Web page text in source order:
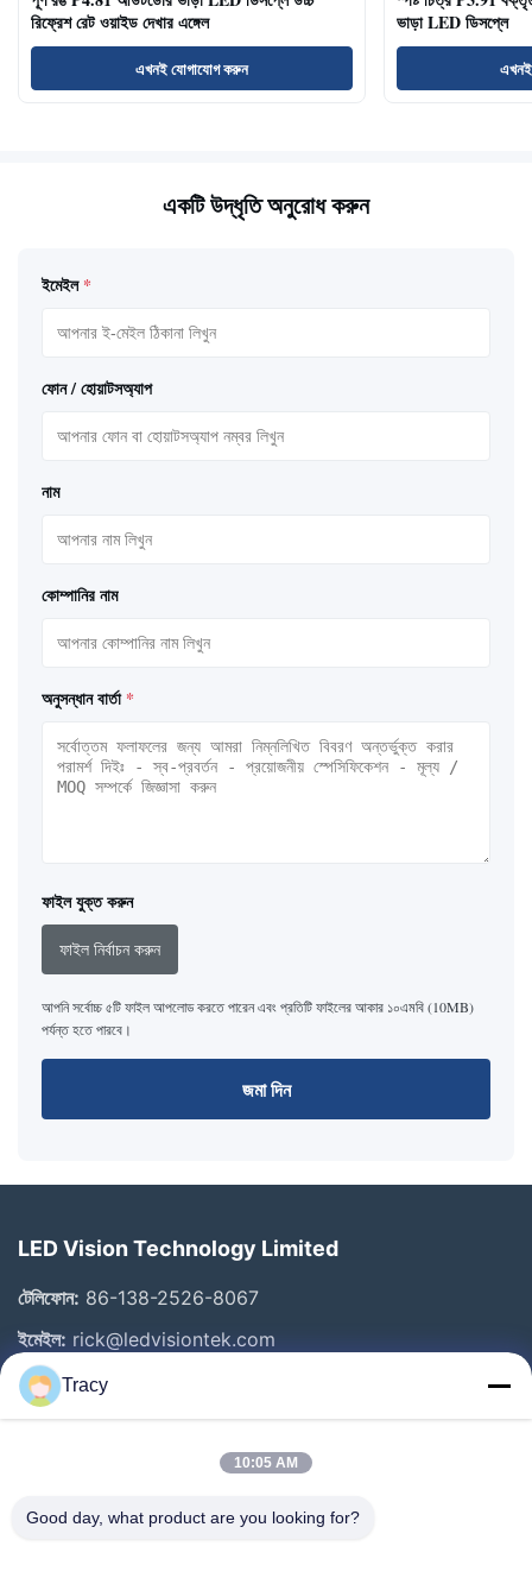
রিফ্রেশ রেট ওয়াইড দেখার এঙ্গেল
এখনই যোগাযোগ করুন
ভাড়া LED ডিসপ্লে
একটি উদ্ধৃতি অনুরোধ করুন
ইমেইল *
ফোন / হোয়াটসঅ্যাপ
নাম
কোম্পানির নাম
অনুসন্ধান বার্তা *
ফাইল যুক্ত করুন
ফাইল নির্বাচন করুন
আপনি সর্বোচ্চ ৫টি ফাইল আপলোড করতে পারেন এবং প্রতিটি ফাইলের আকার ১০এমবি (10MB)
পর্যন্ত হতে পারবে।
জমা দিন
LED Vision Technology Limited
টেলিফোন: 86-138-2526-8067
ইমেইল: rick@ledvisiontek.com
গুরুত্বপূর্ণ সংযোগ
পণ্য
Tracy
10:05 AM
Good day, what product are you looking for?